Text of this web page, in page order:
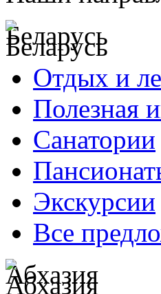
Беларусь
Отдых и
Полезная
Санатории
Экскурсии
Все
Абхазия